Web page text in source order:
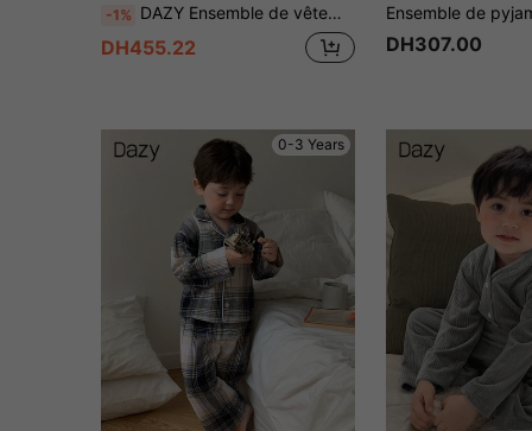
-1% DAZY Ensemble de vêtements d'intérieur pour bébé garçon, t-shirt décontracté à col rond unicolore et pantalon ample rayé, automne, hiver, tout-petit
DH455.22 DH307.00
0-3 Years